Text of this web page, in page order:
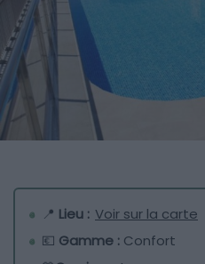
📍 Lieu : Voir sur la carte
💶 Gamme : Confort